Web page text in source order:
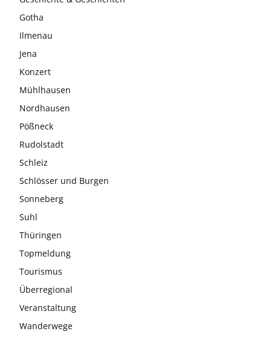
Gotha
Ilmenau
Jena
Konzert
Mühlhausen
Nordhausen
Pößneck
Rudolstadt
Schleiz
Schlösser und Burgen
Sonneberg
Suhl
Thüringen
Topmeldung
Tourismus
Überregional
Veranstaltung
Wanderwege